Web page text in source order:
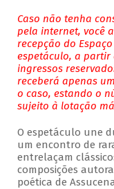
Caso não tenha
pela internet, você
recepção do
espetáculo, a partir
ingressos
receberá apenas
o caso, estando o
sujeito à lotação
O espetáculo une
um encontro de
entrelaçam
composições
poética de